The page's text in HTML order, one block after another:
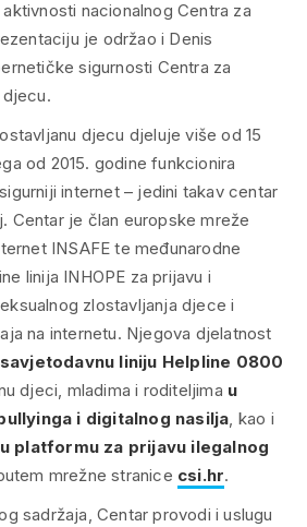
nacionalnog Centra za
je održao i Denis
sigurnosti Centra za
djecu.
djecu djeluje više od 15
od 2015. godine funkcionira
internet – jedini takav centar
Centar je član europske mreže
INSAFE te međunarodne
linija INHOPE za prijavu i
zlostavljanja djece i
na internetu. Njegova djelatnost
liniju Helpline 0800
djeci, mladima i roditeljima u
i digitalnog nasilja, kao i
platformu za prijavu ilegalnog
mrežne stranice csi.hr.
sadržaja, Centar provodi i uslugu